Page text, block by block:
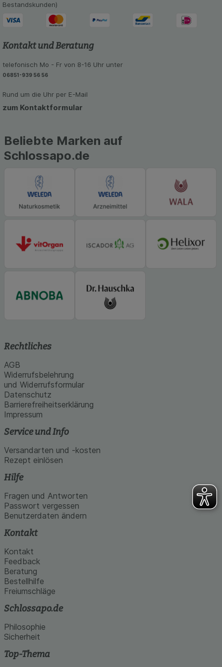
unserer Website sammeln, mit deren Hilfe wir
unsere Website weiter für Sie optimieren können,
den Inhalt auf unserer Website aber auch die
zu gestalten. Bitte beachten Sie, dass Daten
hierfür teilweise an Dritte wie z.B. Google oder
soziale Medien übertragen werden.
Bestandskunden)
Kontakt und Beratung
telefonisch Mo - Fr von 8-16 Uhr unter
06851-939 56 56
Rund um die Uhr per E-Mail
zum Kontaktformular
Beliebte Marken auf
Schlossapo.de
Rechtliches
AGB
Widerrufsbelehrung
und Widerrufsformular
Datenschutz
Barrierefreiheitserklärung
Impressum
Service und Info
Versandarten und -kosten
Rezept einlösen
Hilfe
Fragen und Antworten
Passwort vergessen
Benutzerdaten ändern
Kontakt
Kontakt
Feedback
Beratung
Bestellhilfe
Freiumschläge
Schlossapo.de
Philosophie
Sicherheit
Top-Thema